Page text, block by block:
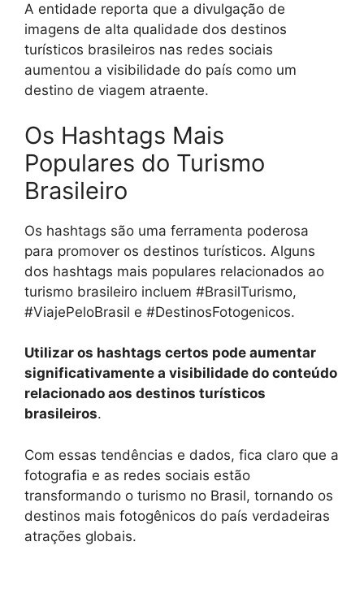
A entidade reporta que a divulgação de
imagens de alta qualidade dos destinos
turísticos brasileiros nas redes sociais
aumentou a visibilidade do país como um
destino de viagem atraente.
Os Hashtags Mais
Populares do Turismo
Brasileiro
Os hashtags são uma ferramenta poderosa
para promover os destinos turísticos. Alguns
dos hashtags mais populares relacionados ao
turismo brasileiro incluem #BrasilTurismo,
#ViajePeloBrasil e #DestinosFotogenicos.
Utilizar os hashtags certos pode aumentar
significativamente a visibilidade do conteúdo
relacionado aos destinos turísticos
brasileiros.
Com essas tendências e dados, fica claro que a
fotografia e as redes sociais estão
transformando o turismo no Brasil, tornando os
destinos mais fotogênicos do país verdadeiras
atrações globais.